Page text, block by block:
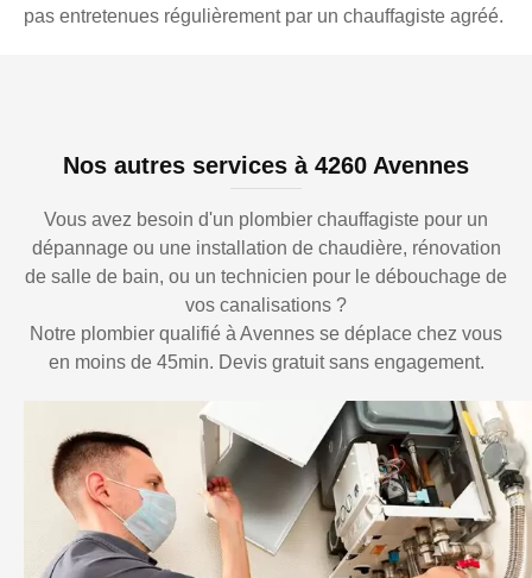
pas entretenues régulièrement par un chauffagiste agréé.
Nos autres services à 4260 Avennes
Vous avez besoin d'un plombier chauffagiste pour un
dépannage ou une installation de chaudière, rénovation
de salle de bain, ou un technicien pour le débouchage de
vos canalisations ?
Notre plombier qualifié à Avennes se déplace chez vous
en moins de 45min. Devis gratuit sans engagement.